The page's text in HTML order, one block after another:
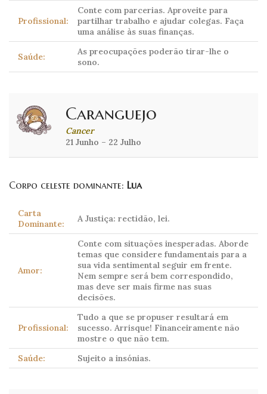
Profissional:
Conte com parcerias. Aproveite para
partilhar trabalho e ajudar colegas. Faça
uma análise às suas finanças.
Saúde:
As preocupações poderão tirar-lhe o
sono.
Caranguejo
Cancer
21 Junho – 22 Julho
Corpo celeste dominante: Lua
Carta
Dominante:
A Justiça: rectidão, lei.
Amor:
Conte com situações inesperadas. Aborde
temas que considere fundamentais para a
sua vida sentimental seguir em frente.
Nem sempre será bem correspondido,
mas deve ser mais firme nas suas
decisões.
Profissional:
Tudo a que se propuser resultará em
sucesso. Arrisque! Financeiramente não
mostre o que não tem.
Saúde:
Sujeito a insónias.